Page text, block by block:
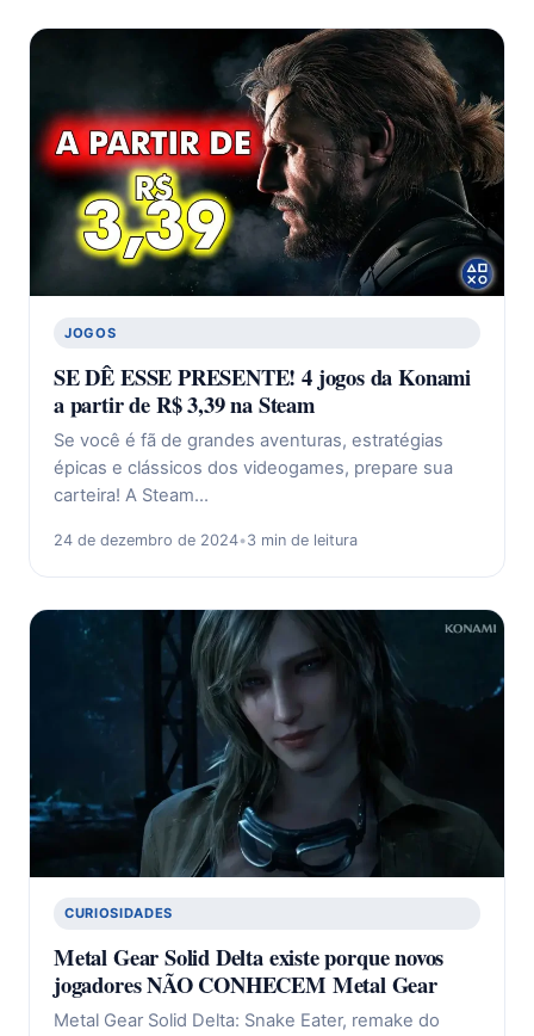
JOGOS
SE DÊ ESSE PRESENTE! 4 jogos da Konami
a partir de R$ 3,39 na Steam
Se você é fã de grandes aventuras, estratégias
épicas e clássicos dos videogames, prepare sua
carteira! A Steam…
24 de dezembro de 2024•3 min de leitura
CURIOSIDADES
Metal Gear Solid Delta existe porque novos
jogadores NÃO CONHECEM Metal Gear
Metal Gear Solid Delta: Snake Eater, remake do